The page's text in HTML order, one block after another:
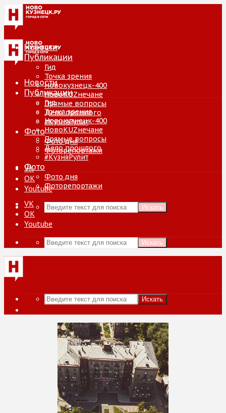
Новости
Публикации
Гид
Точка зрения
Новокузнецк-400
НовоKUZнечане
Прямые вопросы
Дело прошлого
#КузняРулит
Фото
Фото дня
Фоторепортажи
VK
ОК
Youtube
Искать
Новости
Публикации
Гид
Точка зрения
Новокузнецк-400
НовоKUZнечане
Прямые вопросы
Дело прошлого
#КузняРулит
Фото
Фото дня
Фоторепортажи
VK
ОК
Youtube
Искать
Искать